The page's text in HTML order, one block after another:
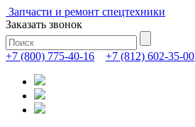
Запчасти и ремонт спецтехники
Заказать звонок
+7 (800) 775-40-16 +7 (812) 602-35-00